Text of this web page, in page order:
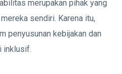
merupakan pihak yang
sendiri. Karena itu,
penyusunan kebijakan dan
inklusif.